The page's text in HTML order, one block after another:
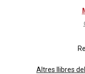
Altres llibres